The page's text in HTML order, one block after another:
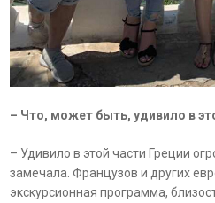
– Что, может быть, удивило в
– Удивило в этой части Греции
замечала. Французов и других
экскурсионная программа,